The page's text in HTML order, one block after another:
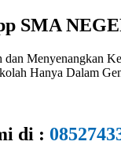
SMA
Menyenangkan
Hanya Dalam
di :